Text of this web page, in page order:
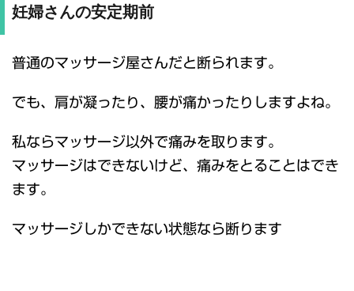
妊婦さんの安定期前
普通のマッサージ屋さんだと断られます。
でも、肩が凝ったり、腰が痛かったりしますよね。
私ならマッサージ以外で痛みを取ります。
マッサージはできないけど、痛みをとることはでき
ます。
マッサージしかできない状態なら断ります